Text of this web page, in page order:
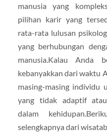
manusia yang
pilihan karir yang
rata-rata lulusan
yang berhubungan
manusia.Kalau Anda
kebanyakkan dari waktu
masing-masing individu
yang tidak adaptif atau
dalam
selengkapnya dari